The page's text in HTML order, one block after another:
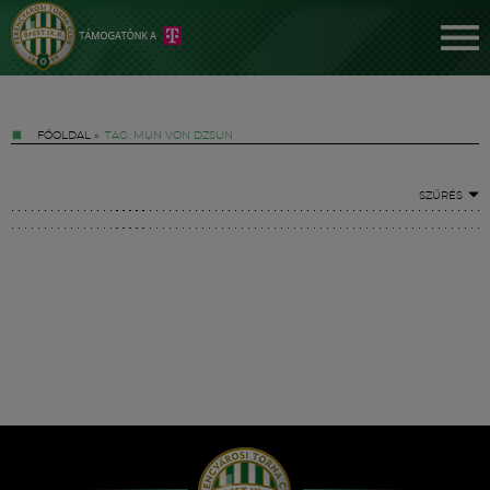
FŐOLDAL » TAG: MUN VON DZSUN
SZŰRÉS
Hírek